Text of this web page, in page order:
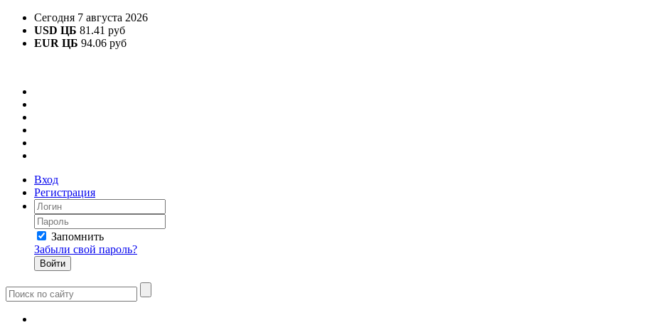
Сегодня 7 августа 2026
USD ЦБ 81.41 руб
EUR ЦБ 94.06 руб
Вход
Регистрация
Запомнить
Забыли свой пароль?